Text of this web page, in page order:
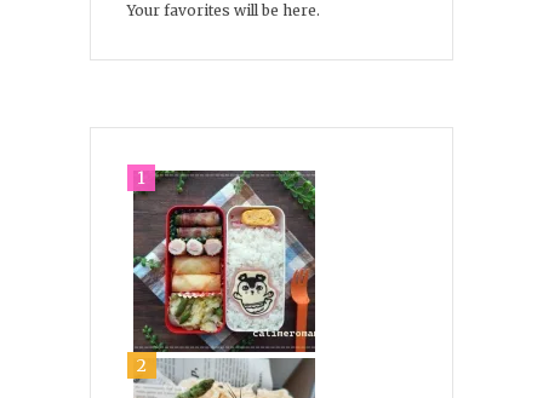
Your favorites will be here.